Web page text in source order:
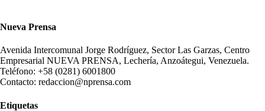
Nueva Prensa
Avenida Intercomunal Jorge Rodríguez, Sector Las Garzas, Centro
Empresarial NUEVA PRENSA, Lechería, Anzoátegui, Venezuela.
Teléfono: +58 (0281) 6001800
Contacto: redaccion@nprensa.com
Etiquetas